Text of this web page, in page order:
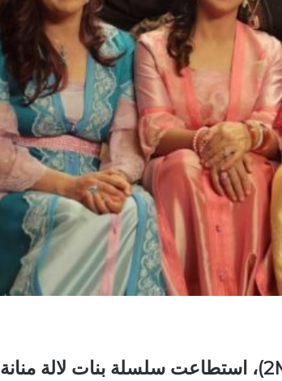
منذ عرضها على شاشة القناة الثانية (2M)، استطاعت سلسلة بنات لالة منانة